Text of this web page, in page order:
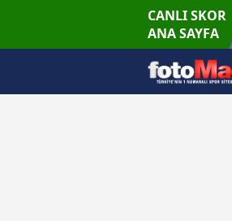
CANLI SKOR
ANA SAYFA
Winner Match 12